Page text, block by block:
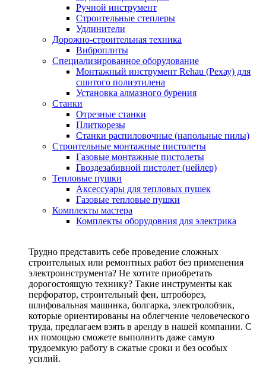
Ручной инструмент
Строительные степлеры
Удлинители
Дорожно-строительная техника
Виброплиты
Специализированное оборудование
Монтажный инструмент Rehau (Рехау) для
сшитого полиэтилена
Установка алмазного бурения
Станки
Отрезные станки
Плиткорезы
Станки распиловочные (напольные пилы)
Строительные монтажные пистолеты
Газовые монтажные пистолеты
Гвоздезабивной пистолет (нейлер)
Тепловые пушки
Аксессуары для тепловых пушек
Газовые тепловые пушки
Комплекты мастера
Комплекты оборудовния для электрика
Трудно представить себе проведение сложных
строительных или ремонтных работ без применения
электроинструмента? Не хотите приобретать
дорогостоящую технику? Такие инструменты как
перфоратор, строительный фен, штроборез,
шлифовальная машинка, болгарка, электролобзик,
которые ориентированы на облегчение человеческого
труда, предлагаем взять в аренду в нашей компании. С
их помощью сможете выполнить даже самую
трудоемкую работу в сжатые сроки и без особых
усилий.